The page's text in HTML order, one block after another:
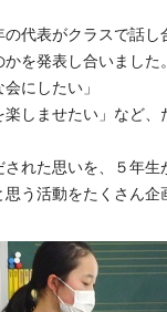
代表がクラスで話し
を発表し合いました。
にしたい」
しませたい」など、
れた思いを、５年生
う活動をたくさん